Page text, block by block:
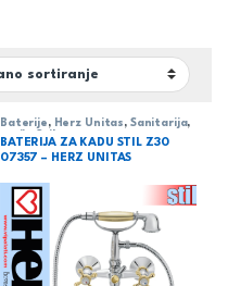
Baterije , Herz Unitas , Sanitarija,
serija Stil
BATERIJA ZA KADU STIL Z30
07357 – HERZ UNITAS